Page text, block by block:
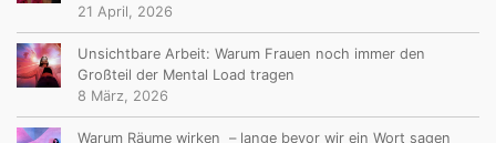
21 April, 2026
Unsichtbare Arbeit: Warum Frauen noch immer den
Großteil der Mental Load tragen
8 März, 2026
Warum Räume wirken – lange bevor wir ein Wort sagen